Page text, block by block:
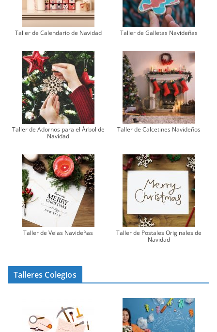
Taller de Calendario de Navidad Taller de Galletas Navideñas
Taller de Adornos para el Árbol de
Navidad
Taller de Calcetines Navideños
Taller de Velas Navideñas
Taller de Postales Originales de
Navidad
Talleres Colegios